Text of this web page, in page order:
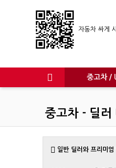
자동차 싸게
중고차 /
중고차 - 딜러
일반 딜러와 프리미엄